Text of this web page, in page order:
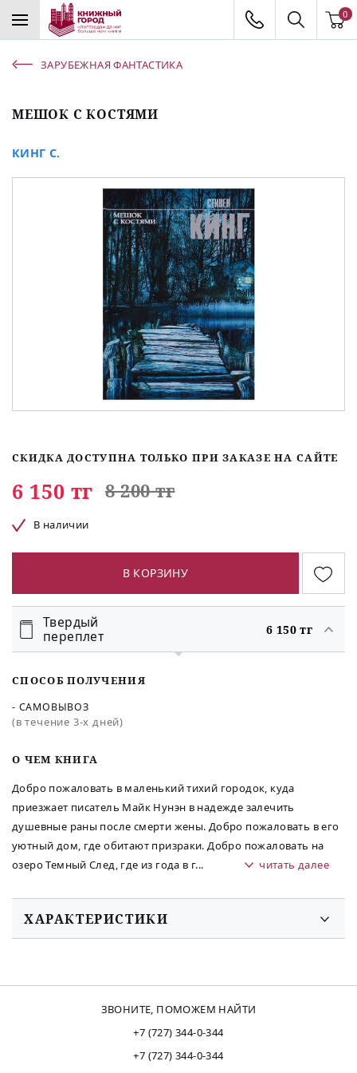
0
ЗАРУБЕЖНАЯ ФАНТАСТИКА
МЕШОК С КОСТЯМИ
КИНГ С.
O ЧЕМ КНИГА
Добро пожаловать в маленький тихий городок, куда
приезжает писатель Майк Нунэн в надежде залечить
душевные раны после смерти жены. Добро пожаловать в его
уютный дом, где обитают призраки. Добро пожаловать на
озеро Темный След, где из года в г... читать далее
СКИДКА ДОСТУПНА ТОЛЬКО ПРИ ЗАКАЗЕ НА САЙТЕ
6 150 тг 8 200 тг
В наличии
В КОРЗИНУ
Твердый
переплет
6 150 тг
СПОСОБ ПОЛУЧЕНИЯ
- САМОВЫВОЗ
(в течение 3-х дней)
ХАРАКТЕРИСТИКИ
ЗВОНИТЕ, ПОМОЖЕМ НАЙТИ
+7 (727) 344-0-344
+7 (727) 344-0-344